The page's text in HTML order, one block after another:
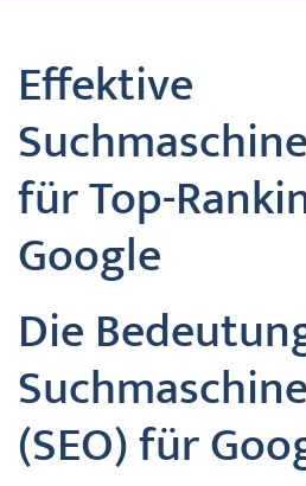
Effektive
für Top-
Google
Die
(SEO) für